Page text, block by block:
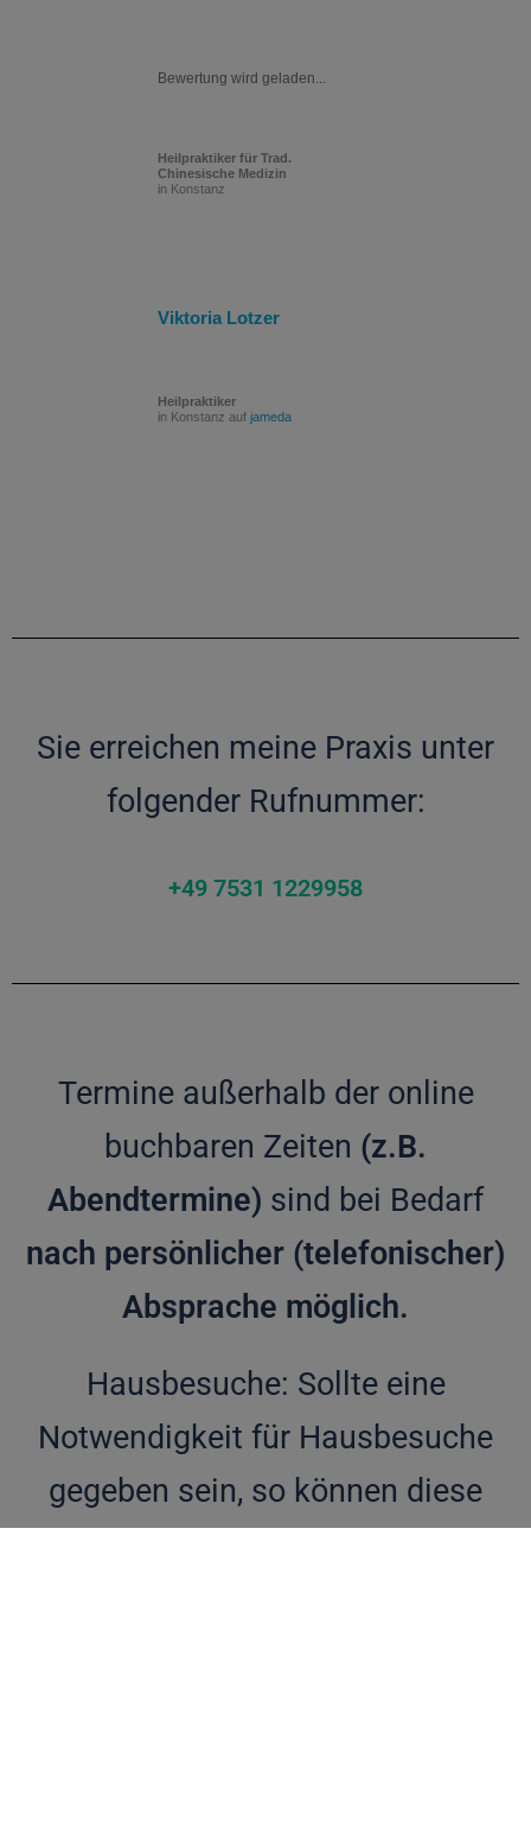
Bewertung wird geladen...
Heilpraktiker für Trad.
Chinesische Medizin
in Konstanz
Viktoria Lotzer
Heilpraktiker
in Konstanz auf jameda
Sie erreichen meine Praxis unter
folgender Rufnummer:
+49 7531 1229958
Termine außerhalb der online
buchbaren Zeiten (z.B.
Abendtermine) sind bei Bedarf
nach persönlicher (telefonischer)
Absprache möglich.
Hausbesuche: Sollte eine
Notwendigkeit für Hausbesuche
gegeben sein, so können diese